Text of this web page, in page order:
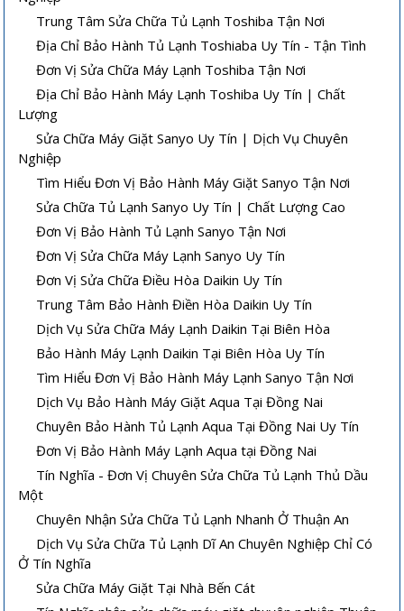
Trung Tâm Sửa Chữa Tủ Lạnh Toshiba Tận Nơi
Địa Chỉ Bảo Hành Tủ Lạnh Toshiaba Uy Tín - Tận Tình
Đơn Vị Sửa Chữa Máy Lạnh Toshiba Tận Nơi
Địa Chỉ Bảo Hành Máy Lạnh Toshiba Uy Tín | Chất
Lượng
Sửa Chữa Máy Giặt Sanyo Uy Tín | Dịch Vụ Chuyên
Nghiệp
Tìm Hiểu Đơn Vị Bảo Hành Máy Giặt Sanyo Tận Nơi
Sửa Chữa Tủ Lạnh Sanyo Uy Tín | Chất Lượng Cao
Đơn Vị Bảo Hành Tủ Lạnh Sanyo Tận Nơi
Đơn Vị Sửa Chữa Máy Lạnh Sanyo Uy Tín
Đơn Vị Sửa Chữa Điều Hòa Daikin Uy Tín
Trung Tâm Bảo Hành Điền Hòa Daikin Uy Tín
Dịch Vụ Sửa Chữa Máy Lạnh Daikin Tại Biên Hòa
Bảo Hành Máy Lạnh Daikin Tại Biên Hòa Uy Tín
Tìm Hiểu Đơn Vị Bảo Hành Máy Lạnh Sanyo Tận Nơi
Dịch Vụ Bảo Hành Máy Giặt Aqua Tại Đồng Nai
Chuyên Bảo Hành Tủ Lạnh Aqua Tại Đồng Nai Uy Tín
Đơn Vị Bảo Hành Máy Lạnh Aqua tại Đồng Nai
Tín Nghĩa - Đơn Vị Chuyên Sửa Chữa Tủ Lạnh Thủ Dầu
Một
Chuyên Nhận Sửa Chữa Tủ Lạnh Nhanh Ở Thuận An
Dịch Vụ Sửa Chữa Tủ Lạnh Dĩ An Chuyên Nghiệp Chỉ Có
Ở Tín Nghĩa
Sửa Chữa Máy Giặt Tại Nhà Bến Cát